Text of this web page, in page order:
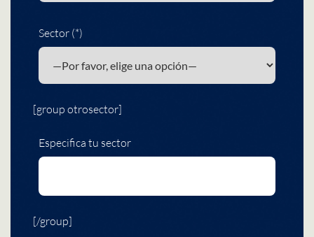
Sector (*)
[group otrosector]
Especifica tu sector
[/group]